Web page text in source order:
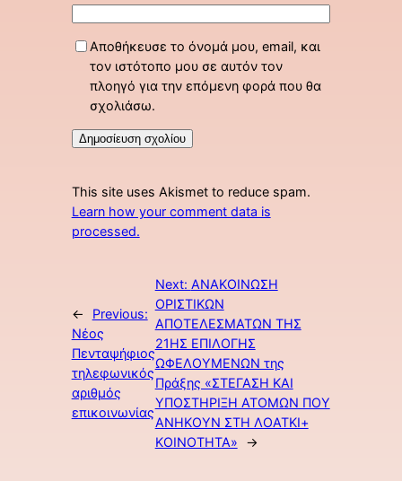
Αποθήκευσε το όνομά μου, email, και
τον ιστότοπο μου σε αυτόν τον
πλοηγό για την επόμενη φορά που θα
σχολιάσω.
This site uses Akismet to reduce spam.
Learn how your comment data is
processed.
←
Previous:
Νέος
Πενταψήφιος
τηλεφωνικός
αριθμός
επικοινωνίας
Next: ΑΝΑΚΟΙΝΩΣΗ
ΟΡΙΣΤΙΚΩΝ
ΑΠΟΤΕΛΕΣΜΑΤΩΝ ΤΗΣ
21ΗΣ ΕΠΙΛΟΓΗΣ
ΩΦΕΛΟΥΜΕΝΩΝ της
Πράξης «ΣΤΕΓΑΣΗ ΚΑΙ
ΥΠΟΣΤΗΡΙΞΗ ΑΤΟΜΩΝ ΠΟΥ
ΑΝΗΚΟΥΝ ΣΤΗ ΛΟΑΤΚΙ+
ΚΟΙΝΟΤΗΤΑ»
→